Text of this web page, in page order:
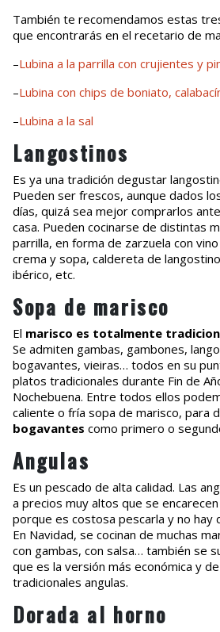
También te recomendamos estas
que encontrarás en el recetario de
–Lubina a la parrilla con crujientes y
–Lubina con chips de boniato,
–Lubina a la sal
Langostinos
Es ya una tradición degustar
Pueden ser frescos, aunque dados
días, quizá sea mejor comprarlos
casa. Pueden cocinarse de distintas
parrilla, en forma de zarzuela con
crema y sopa, caldereta de
ibérico, etc.
Sopa de marisco
El marisco es totalmente
Se admiten gambas, gambones,
bogavantes, vieiras… todos en su
platos tradicionales durante Fin de
Nochebuena. Entre todos ellos
caliente o fría sopa de marisco, para
bogavantes como primero o
Angulas
Es un pescado de alta calidad. Las
a precios muy altos que se
porque es costosa pescarla y no hay
En Navidad, se cocinan de muchas
con gambas, con salsa… también se
que es la versión más económica y
tradicionales angulas.
Dorada al horno